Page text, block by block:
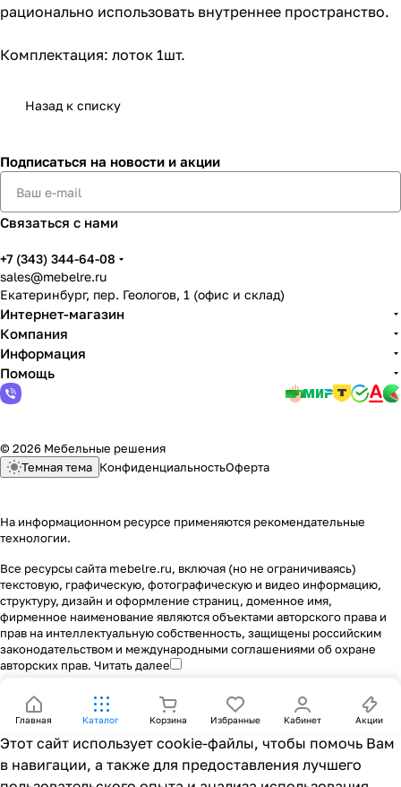
рационально использовать внутреннее пространство.
Комплектация: лоток 1шт.
Назад к списку
Подписаться на новости и акции
Связаться с нами
+7 (343) 344-64-08
sales@mebelre.ru
Екатеринбург, пер. Геологов, 1 (офис и склад)
Интернет-магазин
Компания
Информация
Помощь
© 2026 Мебельные решения
Темная тема КонфиденциальностьОферта
На информационном ресурсе применяются рекомендательные
технологии.
Все ресурсы сайта mebelre.ru, включая (но не ограничиваясь)
текстовую, графическую, фотографическую и видео информацию,
структуру, дизайн и оформление страниц, доменное имя,
фирменное наименование являются объектами авторского права и
прав на интеллектуальную собственность, защищены российским
законодательством и международными соглашениями об охране
авторских прав. Читать далее
Главная Каталог Корзина Избранные Кабинет Акции
Этот сайт использует cookie-файлы, чтобы помочь Вам
в навигации, а также для предоставления лучшего